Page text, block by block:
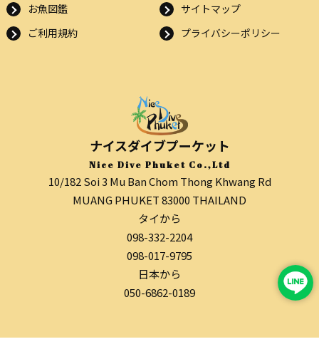
お魚図鑑
サイトマップ
ご利用規約
プライバシーポリシー
ナイスダイブプーケット
Nice Dive Phuket Co.,Ltd
10/182 Soi 3 Mu Ban Chom Thong Khwang Rd
MUANG PHUKET 83000 THAILAND
タイから
098-332-2204
098-017-9795
日本から
050-6862-0189